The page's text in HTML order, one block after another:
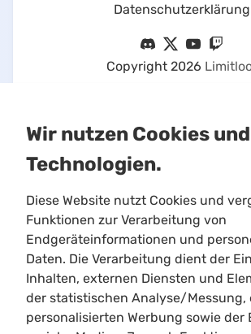
Datenschutzerklärung
Copyright 2026
This is an unofficial Star Citizen
affiliated with the Cloud
companies. All content on this site
by its host or users are
Wir nutzen Cookies
Technologien.
Diese Website nutzt Cookies und
Funktionen zur Verarbeitung von
Endgeräteinformationen und
Daten. Die Verarbeitung dient der
Inhalten, externen Diensten und
der statistischen Analyse/Messung,
personalisierten Werbung sowie der